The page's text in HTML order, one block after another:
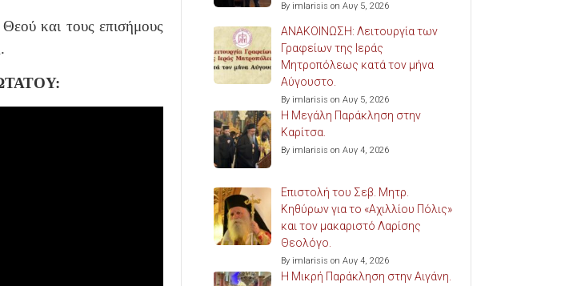
και τους επισήμους
By imlarisis on Αυγ 5, 2026
ΑΝΑΚΟΙΝΩΣΗ: Λειτουργία των
Γραφείων της Ιεράς
Μητροπόλεως κατά τον μήνα
Αύγουστο.
By imlarisis on Αυγ 5, 2026
Η Μεγάλη Παράκληση στην
Καρίτσα.
By imlarisis on Αυγ 4, 2026
Επιστολή του Σεβ. Μητρ.
Κηθύρων για το «Αχιλλίου Πόλις»
και τον μακαριστό Λαρίσης
Θεολόγο.
By imlarisis on Αυγ 4, 2026
Η Μικρή Παράκληση στην Αιγάνη.